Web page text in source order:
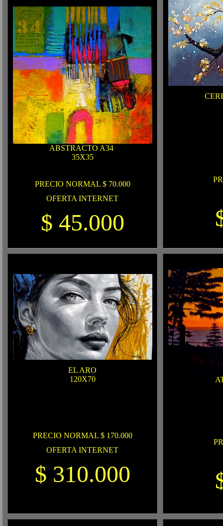
ABSTRACTO A34
35X35
PRECIO NORMAL $ 70.000
OFERTA INTERNET
$ 45.000
EL ARO
120X70
PRECIO NORMAL $ 170.000
OFERTA INTERNET
$ 310.000